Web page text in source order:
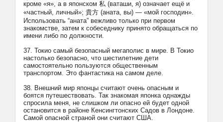
кроме «я», а в японском 私 (ваташи, я) означает ещё и
«частный, личный»; 貴方 (аната, вы) — «мой господин».
Использовать “аната” вежливо только при первом
знакомстве, затем к собеседнику принято обращаться по
имени либо по должности.
37. Токио самый безопасный мегаполис в мире. В Токио
настолько безопасно, что шестилетние дети
самостоятельно пользуются общественным
транспортом. Это фантастика на самом деле.
38. Внешний мир японцы считают очень опасным и
боятся путешествовать. Так знакомая японка однажды
спросила меня, не слишком ли опасно ей будет одной
остановится в районе Кенсингтонских Садов в Лондоне.
Самой опасной страной они считают США.